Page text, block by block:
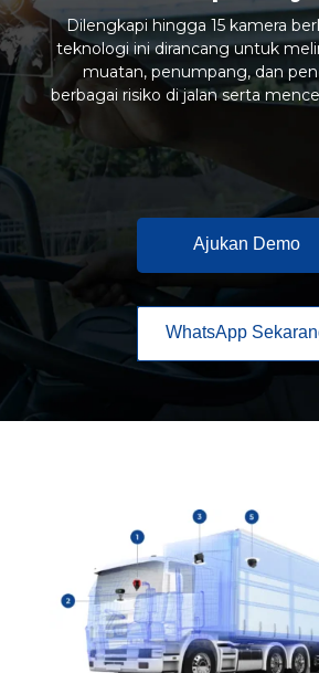
Dilengkapi hingga 15 kamera
teknologi ini dirancang untuk
muatan, penumpang, dan
berbagai risiko di jalan serta
Ajukan Demo
WhatsApp